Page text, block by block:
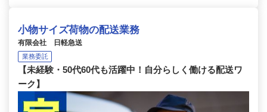
小物サイズ荷物の配送業務
有限会社 日軽急送
業務委託
【未経験・50代60代も活躍中！自分らしく働ける配送ワ
ーク】